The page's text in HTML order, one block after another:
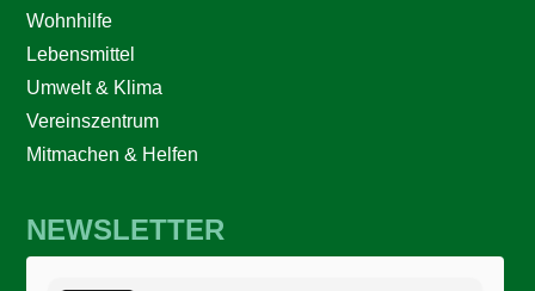
Wohnhilfe
Lebensmittel
Umwelt & Klima
Vereinszentrum
Mitmachen & Helfen
NEWSLETTER